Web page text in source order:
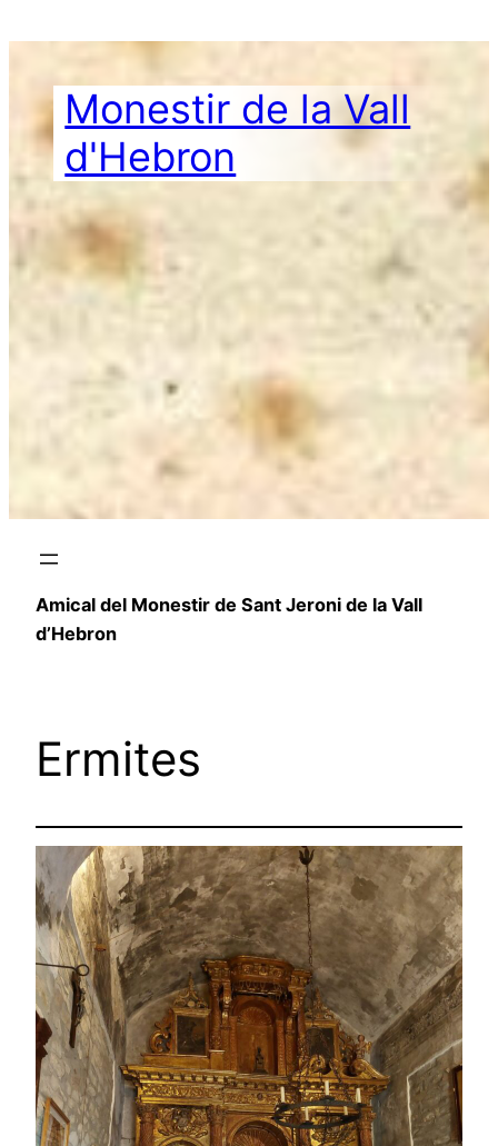
contingut
Monestir de la Vall
d'Hebron
Amical del Monestir de Sant Jeroni de la Vall
d’Hebron
Ermites